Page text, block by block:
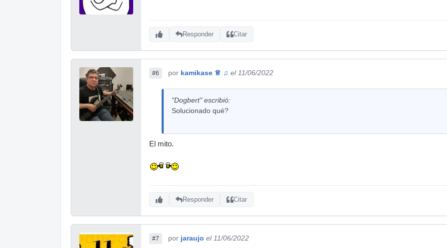
Responder Citar
#6 por kamikase ♕ ♫ el 11/06/2022
"Dogbert" escribió:
Solucionado qué?
El mito.
Responder Citar
#7 por jaraujo el 11/06/2022